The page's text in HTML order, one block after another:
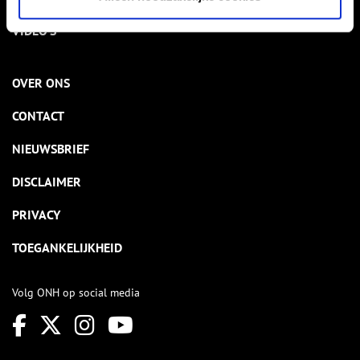
VIDEO’S
OVER ONS
CONTACT
NIEUWSBRIEF
DISCLAIMER
PRIVACY
TOEGANKELIJKHEID
Volg ONH op social media